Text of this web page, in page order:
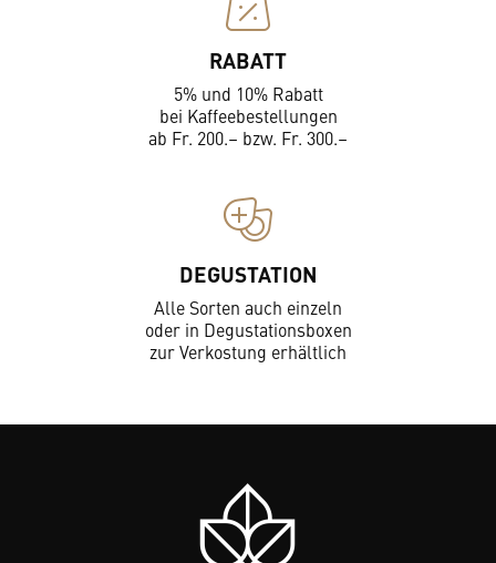
RABATT
5% und 10% Rabatt
bei Kaffeebestellungen
ab Fr. 200.– bzw. Fr. 300.–
DEGUSTATION
Alle Sorten auch einzeln
oder in Degustationsboxen
zur Verkostung erhältlich